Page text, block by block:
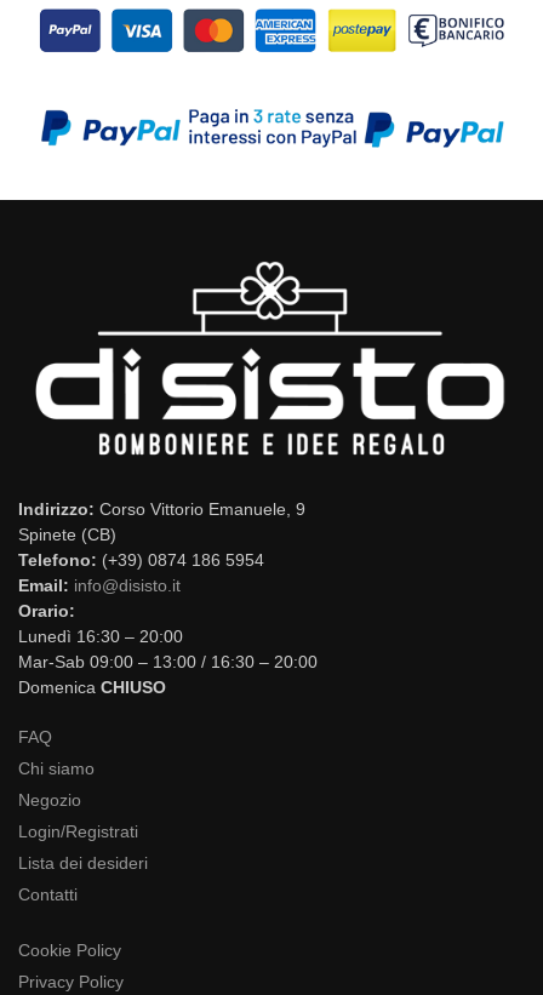
Indirizzo: Corso Vittorio Emanuele, 9
Spinete (CB)
Telefono: (+39) 0874 186 5954
Email: info@disisto.it
Orario:
Lunedì 16:30 – 20:00
Mar-Sab 09:00 – 13:00 / 16:30 – 20:00
Domenica CHIUSO
FAQ
Chi siamo
Negozio
Login/Registrati
Lista dei desideri
Contatti
Cookie Policy
Privacy Policy